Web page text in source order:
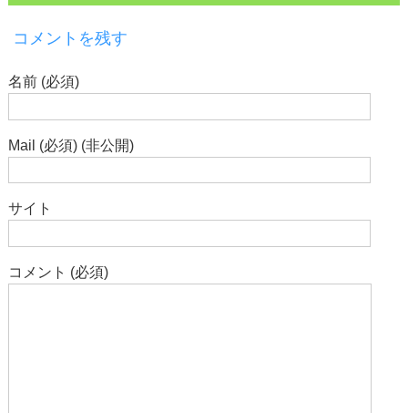
コメントを残す
名前 (必須)
Mail (必須) (非公開)
サイト
コメント (必須)